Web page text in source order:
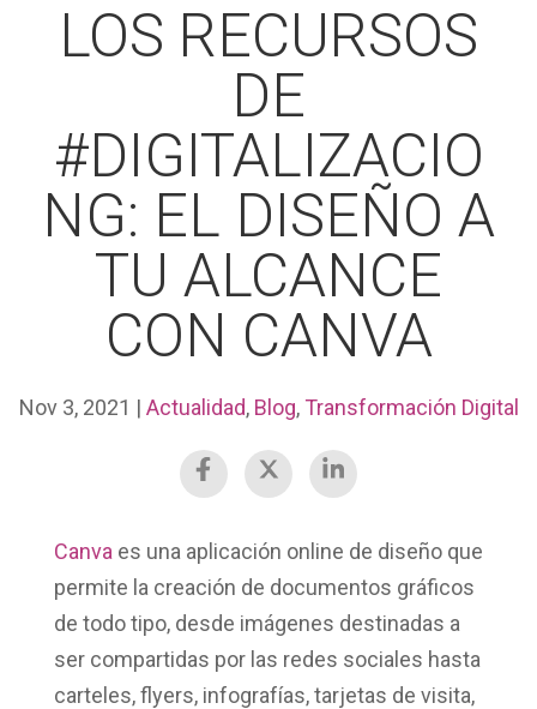
LOS RECURSOS
DE
#DIGITALIZACIO
NG: EL DISEÑO A
TU ALCANCE
CON CANVA
Nov 3, 2021 | Actualidad, Blog, Transformación Digital
Canva es una aplicación online de diseño que
permite la creación de documentos gráficos
de todo tipo, desde imágenes destinadas a
ser compartidas por las redes sociales hasta
carteles,flyers, infografías, tarjetas de visita,